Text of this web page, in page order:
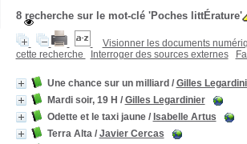
8recherche sur le mot-clé 'Poches littÉrature'
Visionner les documents
cette recherche
Interroger des sources externes
Une chance sur un milliard / Gilles
Mardi soir, 19 H / Gilles Legardinier
Odette et le taxi jaune/ Isabelle Artus
Terra Alta/ Javier Cercas